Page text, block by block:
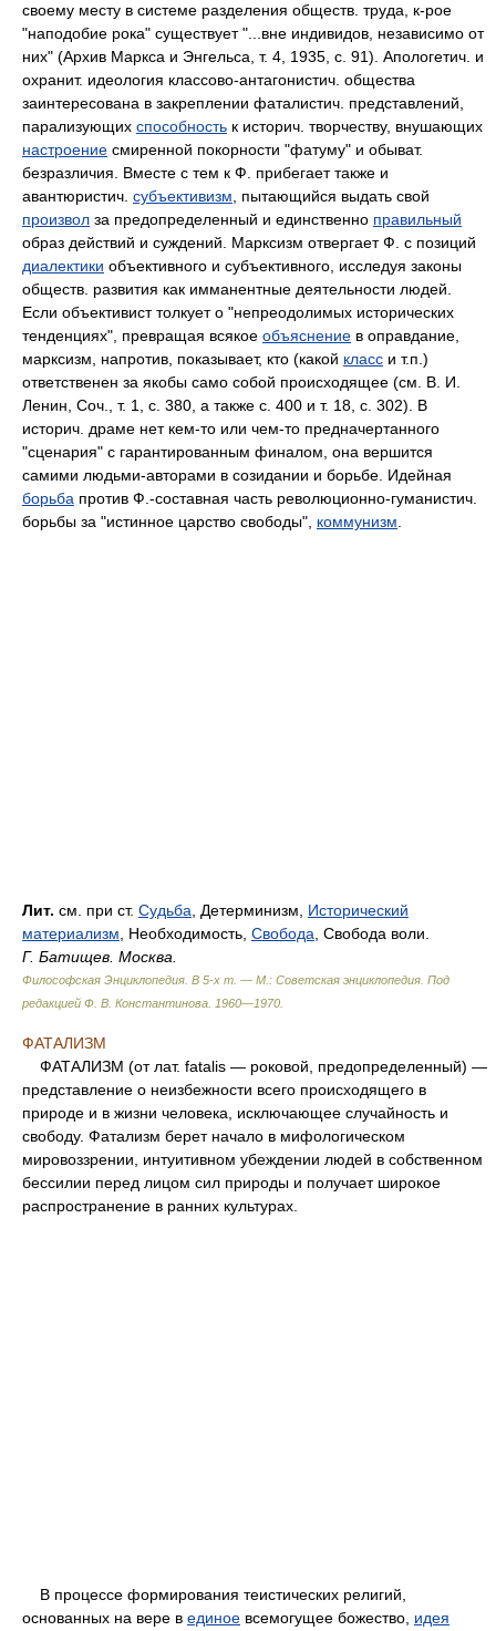
своему месту в системе разделения обществ. труда, к-рое
"наподобие рока" существует "...вне индивидов, независимо от
них" (Архив Маркса и Энгельса, т. 4, 1935, с. 91). Апологетич. и
охранит. идеология классово-антагонистич. общества
заинтересована в закреплении фаталистич. представлений,
парализующих способность к историч. творчеству, внушающих
настроение смиренной покорности "фатуму" и обыват.
безразличия. Вместе с тем к Ф. прибегает также и
авантюристич. субъективизм , пытающийся выдать свой
произвол за предопределенный и единственно правильный
образ действий и суждений. Марксизм отвергает Ф. с позиций
диалектики объективного и субъективного, исследуя законы
обществ. развития как имманентные деятельности людей.
Если объективист толкует о "непреодолимых исторических
тенденциях", превращая всякое объяснение в оправдание,
марксизм, напротив, показывает, кто (какой класс и т.п.)
ответственен за якобы само собой происходящее (см. В. И.
Ленин, Соч., т. 1, с. 380, а также с. 400 и т. 18, с. 302). В
историч. драме нет кем-то или чем-то предначертанного
"сценария" с гарантированным финалом, она вершится
самими людьми-авторами в созидании и борьбе. Идейная
борьба против Ф.-составная часть революционно-гуманистич.
борьбы за "истинное царство свободы", коммунизм
Лит. см. при ст. Судьба , Детерминизм, Исторический
материализм , Необходимость, Свобода , Свобода воли.
Г. Батищев. Москва.
Философская Энциклопедия. В 5-х т. — М.: Советская энциклопедия Под
редакцией Ф. В. Константинова 1960—1970
ФАТАЛИЗМ
ФАТАЛИЗМ (от лат. fatalis — роковой, предопределенный) —
представление о неизбежности всего происходящего в
природе и в жизни человека, исключающее случайность и
свободу. Фатализм берет начало в мифологическом
мировоззрении, интуитивном убеждении людей в собственном
бессилии перед лицом сил природы и получает широкое
распространение в ранних культурах.
В процессе формирования теистических религий,
основанных на вере в единое всемогущее божество, идея